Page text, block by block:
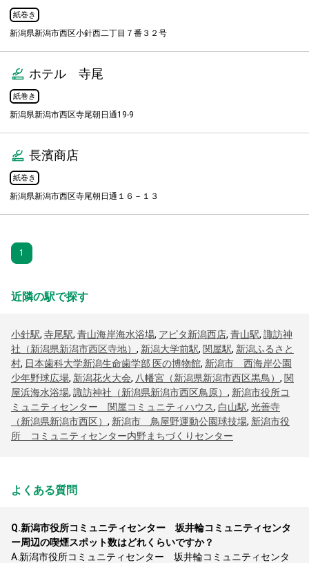
紙巻き
新潟県新潟市西区小針西二丁目７番３２号
ホテル 寺尾
紙巻き
新潟県新潟市西区寺尾朝日通19-9
長濱商店
紙巻き
新潟県新潟市西区寺尾朝日通１６－１３
1
近隣の駅で探す
小針駅, 寺尾駅, 青山海岸海水浴場, アピタ新潟西店, 青山駅, 諏訪神
社（新潟県新潟市西区寺地） , 新潟大学前駅, 関屋駅, 新潟ふるさと
村, 日本歯科大学新潟生命歯学部 医の博物館, 新潟市 西海岸公園
少年野球広場, 新潟花火大会, 八幡宮（新潟県新潟市西区黒鳥） , 関
屋浜海水浴場, 諏訪神社（新潟県新潟市西区鳥原） , 新潟市役所コ
ミュニティセンター 関屋コミュニティハウス, 白山駅, 光善寺
（新潟県新潟市西区） , 新潟市 鳥屋野運動公園球技場, 新潟市役
所 コミュニティセンター内野まちづくりセンター
よくある質問
Q.新潟市役所コミュニティセンター 坂井輪コミュニティセンタ
ー周辺の喫煙スポット数はどれくらいですか？
A. 新潟市役所コミュニティセンター 坂井輪コミュニティセンタ